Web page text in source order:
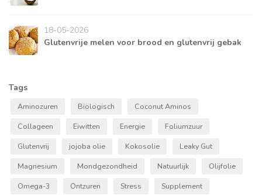
18-05-2026
Glutenvrije melen voor brood en glutenvrij gebak
Tags
Aminozuren Biologisch
Coconut Aminos
Collageen
Eiwitten Energie
Foliumzuur
Glutenvrij
jojoba olie Kokosolie
Leaky Gut
Magnesium
Mondgezondheid Natuurlijk
Olijfolie
Omega-3
Ontzuren Stress
Supplement